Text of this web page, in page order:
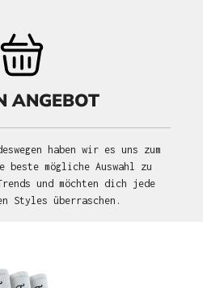
ANGEBOT
haben wir es uns zum
mögliche Auswahl zu
und möchten dich jede
Styles überraschen.